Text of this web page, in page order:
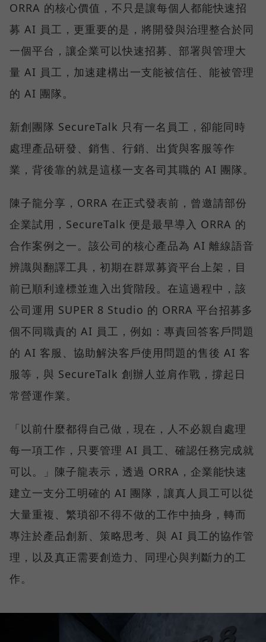
ORRA 的核心價值，不只是讓每個人都能快速招
募 AI 員工，更重要的是，將開發與治理整合於同
一個平台，讓企業可以快速招募、部署與管理大
量 AI 員工，加速建構出一支能被信任、能被管理
的 AI 團隊。
新創團隊 SecureTalk 只有一名員工，卻能同時
處理產品研發、銷售、行銷、出貨與客服等作
業，背後靠的就是這樣一支各司其職的 AI 團隊。
陳子龍分享，ORRA 在正式發表前，曾邀請部份
企業試用，SecureTalk 便是最早導入 ORRA 的
合作案例之一。該公司的核心產品為 AI 離線語音
辨識與翻譯工具，初期在群眾募資平台上架，目
前已順利達標並進入出貨階段。在這過程中，該
公司運用 SUPER 8 Studio 的 ORRA 平台招募多
個不同職責的 AI 員工，例如：專責回答客戶問題
的 AI 客服、協助解決客戶使用問題的售後 AI 客
服等，與 SecureTalk 創辦人並肩作戰，撐起日
常營運作業。
「以前什麼都得自己做，現在，人不必親自處理
每一項工作，只要管理 AI 員工、確認任務完成就
可以。」陳子龍表示，透過 ORRA，企業能快速
建立一支分工明確的 AI 團隊，讓真人員工可以從
大量重複、繁瑣卻不得不做的工作中抽身，轉而
專注於產品創新、策略思考、與 AI 員工的協作管
理，以及真正需要創造力、同理心與判斷力的工
作。